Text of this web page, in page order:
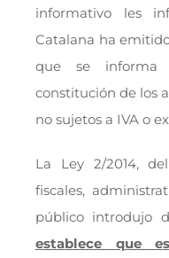
informativo les
Catalana ha
que se
constitución de los
no sujetos a IVA o
La Ley 2/2014,
fiscales,
público introdujo
establece que